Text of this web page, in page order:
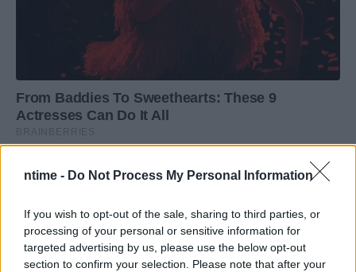
ntime - Do Not Process My Personal Information
If you wish to opt-out of the sale, sharing to third parties, or
processing of your personal or sensitive information for
targeted advertising by us, please use the below opt-out
section to confirm your selection. Please note that after your